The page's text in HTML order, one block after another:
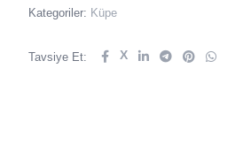
Kategoriler: Küpe
Tavsiye Et: X